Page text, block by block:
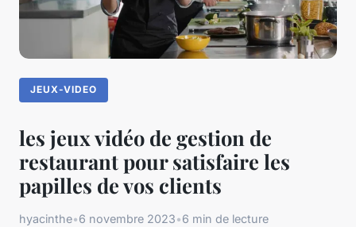
JEUX-VIDEO
les jeux vidéo de gestion de
restaurant pour satisfaire les
papilles de vos clients
hyacinthe•6 novembre 2023•6 min de lecture